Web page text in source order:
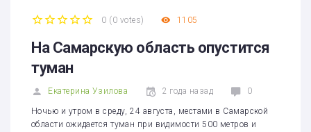
0 ( 0 votes) 1105
На Самарскую область опустится
туман
Екатерина Узилова 2 года назад 0
Ночью и утром в среду, 24 августа, местами в Самарской
области ожидается туман при видимости 500 метров и